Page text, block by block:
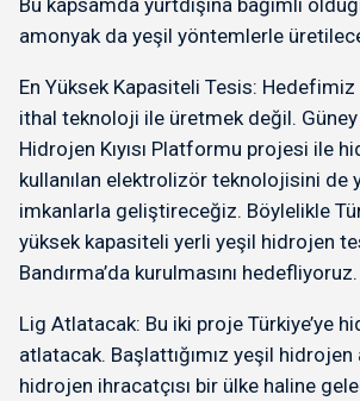
amonyak da yeşil yöntemlerle
En Yüksek Kapasiteli Tesis:
ithal teknoloji ile üretmek değil.
Hidrojen Kıyısı Platformu projesi ile
kullanılan elektrolizör teknolojisini de
imkanlarla geliştireceğiz. Böylelikle
yüksek kapasiteli yerli yeşil hidrojen
Bandırma’da kurulmasını hedefliyoruz.
Lig Atlatacak: Bu iki proje Türkiye’ye
atlatacak. Başlattığımız yeşil hidrojen
hidrojen ihracatçısı bir ülke haline